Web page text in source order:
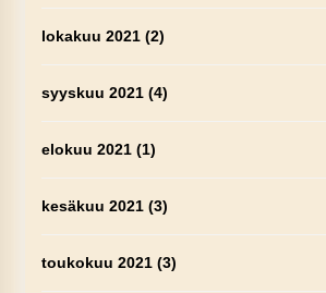
lokakuu 2021(2)
syyskuu 2021(4)
elokuu 2021(1)
kesäkuu 2021(3)
toukokuu 2021(3)